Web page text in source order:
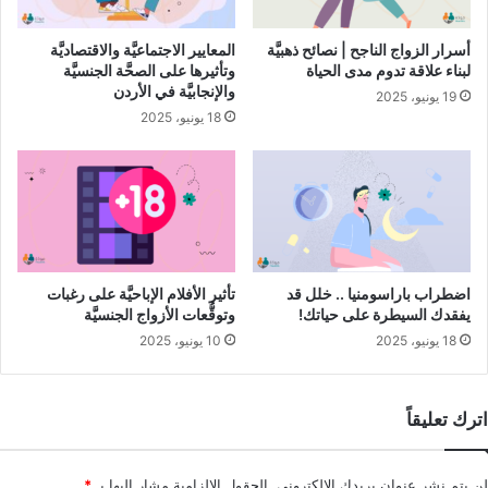
الستيرويدات القشريَّة ما يأتي:
دواء بريدنيزون.
دواء بريدنيزولون.
مضادَّات ارتفاع ضغط الدم
قد تتسبِّب مضادَّات ارتفاع ضغط الدم في حدوث مشكلات الانتصاب،
رغم أنَّ الأطبَّاء لم يتمكِّنوا بعد من تحديد سبب حدوثه، ومن الأمثلة
على هذه الأدوية ما يأتي:
دواء سبيرونولاكتون.
حاصرات بيتا، مثل دواء ميتوبرولول ودواء أتينولول.
دواء كلونيدين.
أسرار الزواج الناجح | نصائح ذهبيَّة
لبناء علاقة تدوم مدى الحياة
19 يونيو، 2025
المعايير الاجتماعيَّة والاقتصاديَّة
وتأثيرها على الصحَّة الجنسيَّة
والإنجابيَّة في الأردن
18 يونيو، 2025
اضطراب باراسومنيا .. خلل قد
يفقدك السيطرة على حياتك!
18 يونيو، 2025
تأثير الأفلام الإباحيَّة على رغبات
وتوقُّعات الأزواج الجنسيَّة
10 يونيو، 2025
اترك تعليقاً